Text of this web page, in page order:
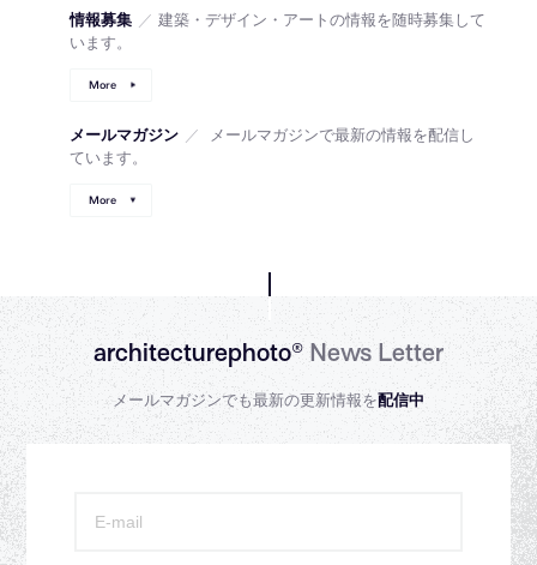
情報募集 ／ 建築・デザイン・アートの情報を随時募集して
います。
More
メールマガジン ／
メールマガジンで最新の情報を配信し
ています。
More
architecturephoto®News Letter
メールマガジンでも最新の更新情報を配信中